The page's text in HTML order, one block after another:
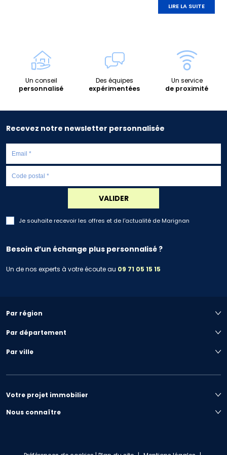
LIRE LA SUITE
Un conseil
personnalisé
Des équipes
expérimentées
Un service
de proximité
Recevez notre newsletter personnalisée
VALIDER
Je souhaite recevoir les offres et de l'actualité de Marignan
Besoin d’un échange plus personnalisé ?
Un de nos experts à votre écoute au 09 71 05 15 15
Par région
Par département
Par ville
Votre projet immobilier
Nous connaître